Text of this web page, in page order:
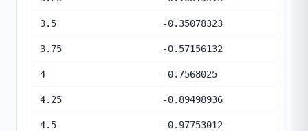
3.5 -0.35078323
3.75 -0.57156132
4 -0.7568025
4.25 -0.89498936
4.5 -0.97753012